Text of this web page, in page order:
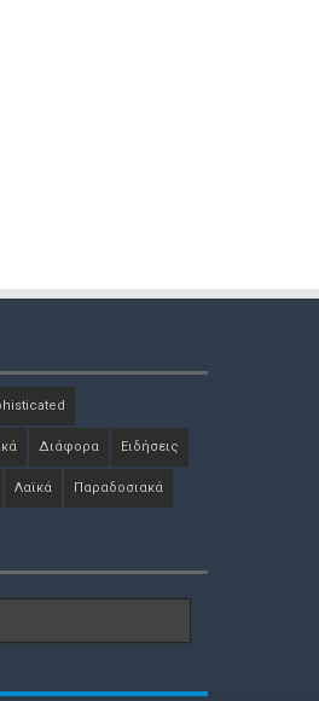
Διάφορα Ειδήσεις
Λαϊκά Παραδοσιακά